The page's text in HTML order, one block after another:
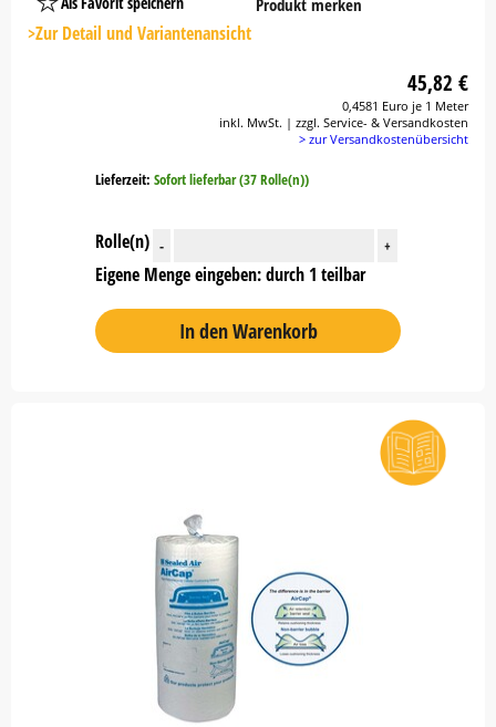
Platzhalter
Button
Produkt merken
>Zur Detail und Variantenansicht
45,82 €
0,4581 Euro je 1 Meter
inkl. MwSt. | zzgl. Service- & Versandkosten
> zur Versandkostenübersicht
Lieferzeit: Sofort lieferbar (37 Rolle(n))
Rolle(n) - +
Eigene Menge eingeben: durch 1 teilbar
In den Warenkorb